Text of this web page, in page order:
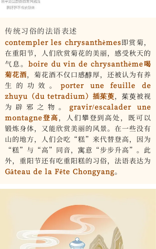
传统习俗的法语表述
contempler les chrysanthèmes即赏菊，
在重阳节，人们欣赏菊花的美丽，感受秋天的
气息。 boire du vin de chrysanthème喝
菊花酒，菊花酒不仅口感醇厚，还被认为有养
生的功效。 porter une feuille de
zhuyu（du tetradium） 插茱萸，茱萸被视
为辟邪之物。 gravir/escalader une
montagne登高，人们攀登到高处，既可以
锻炼身体，又能欣赏美丽的风景。在一些没有
山的地方，人们会吃“糕”来代替登高，因为
“糕”与“高”同音，寓意“步步升高”。此
外，重阳节还有吃重阳糕的习俗，法语表达为
Gâteau de la Fête Chongyang。